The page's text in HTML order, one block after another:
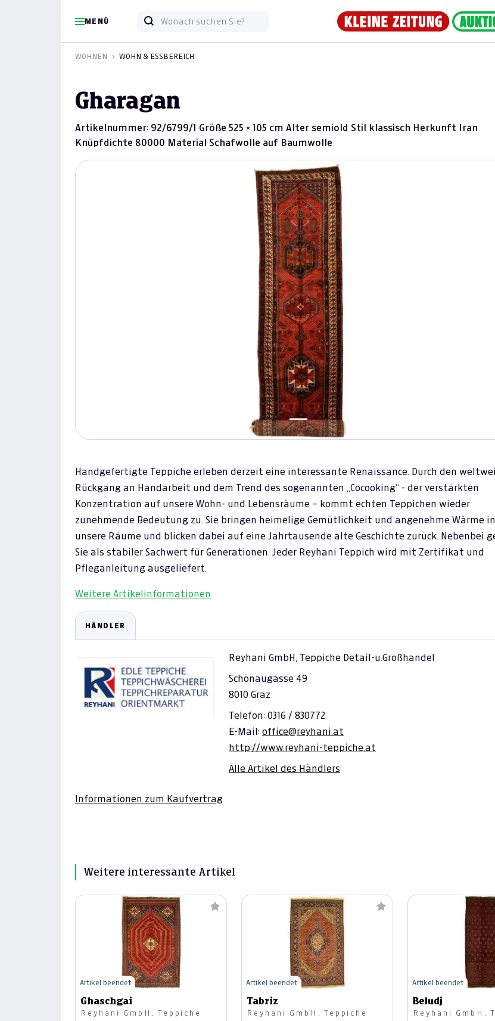
MENÜ
WOHNEN
WOHN & ESSBEREICH
Gharagan
Artikelnummer: 92/6799/1 Größe 525 × 105 cm Alter semiold Stil klassisch Herkunft Iran
Knüpfdichte 80000 Material Schafwolle auf Baumwolle
Handgefertigte Teppiche erleben derzeit eine interessante Renaissance. Durch den
Rückgang an Handarbeit und dem Trend des sogenannten „Cocooking“ - der verstärkten
Konzentration auf unsere Wohn- und Lebensräume – kommt echten Teppichen wieder
zunehmende Bedeutung zu. Sie bringen heimelige Gemütlichkeit und angenehme Wärme in
unsere Räume und blicken dabei auf eine Jahrtausende alte Geschichte zurück. Nebenbei
Sie als stabiler Sachwert für Generationen. Jeder Reyhani Teppich wird mit Zertifikat und
Pfleganleitung ausgeliefert.
Weitere Artikelinformationen
HÄNDLER
Reyhani GmbH, Teppiche Detail-u.Großhandel
Schönaugasse 49
8010 Graz
Telefon: 0316 / 830772
E-Mail: office@reyhani.at
http://www.reyhani-teppiche.at
Alle Artikel des Händlers
Informationen zum Kaufvertrag
Weitere interessante Artikel
Ghaschgai
Reyhani GmbH, Teppiche
Artikel beendet
Tabriz
Reyhani GmbH, Teppiche
Artikel beendet
Beludj
Reyhani GmbH,
Artikel beendet